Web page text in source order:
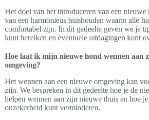
Het doel van het introduceren van een nieuwe
van een harmonieus huishouden waarin alle
comfortabel zijn. In dit gedeelte geven we je
kunt bereiken en eventuele uitdagingen kunt
Hoe laat ik mijn nieuwe hond wennen aan
omgeving?
Het wennen aan een nieuwe omgeving kan
zijn. We bespreken in dit gedeelte hoe je de
helpen wennen aan zijn nieuwe thuis en hoe
onzekerheid kunt verminderen.